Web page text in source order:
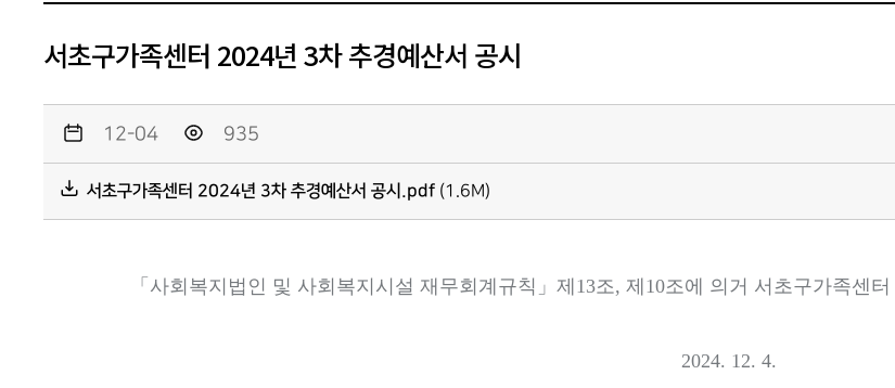
서초구가족센터 2024년 3차 추경예산서 공시
12-04 935
서초구가족센터 2024년 3차 추경예산서 공시.pdf (1.6M)
「 사회복지법인 및 사회복지시설 재무회계규칙 」 제 13조, 제 10조에 의거 서초구가족센터
2024. 12. 4.